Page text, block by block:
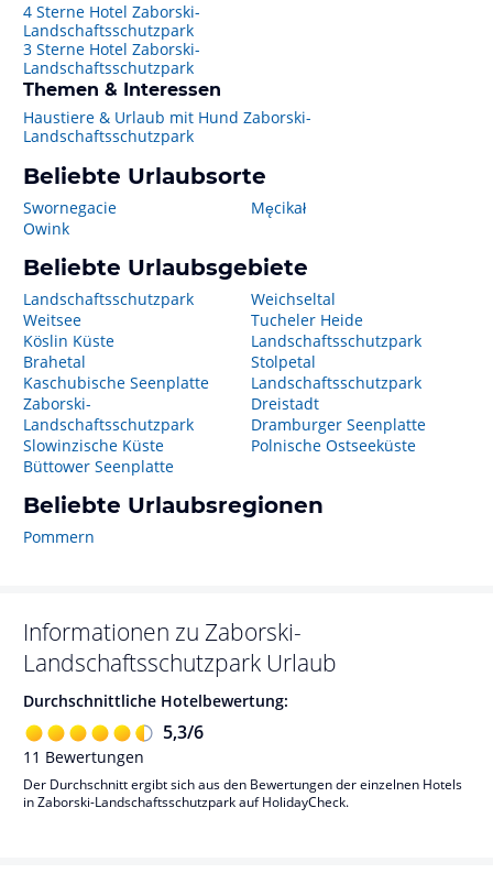
4 Sterne Hotel Zaborski-
Landschaftsschutzpark
3 Sterne Hotel Zaborski-
Landschaftsschutzpark
Themen & Interessen
Haustiere & Urlaub mit Hund Zaborski-
Landschaftsschutzpark
Beliebte Urlaubsorte
Swornegacie
Owink
Męcikał
Beliebte Urlaubsgebiete
Landschaftsschutzpark
Weitsee
Köslin Küste
Brahetal
Kaschubische Seenplatte
Zaborski-
Landschaftsschutzpark
Slowinzische Küste
Büttower Seenplatte
Weichseltal
Tucheler Heide
Landschaftsschutzpark
Stolpetal
Landschaftsschutzpark
Dreistadt
Dramburger Seenplatte
Polnische Ostseeküste
Beliebte Urlaubsregionen
Pommern
Informationen zu Zaborski-
Landschaftsschutzpark Urlaub
Durchschnittliche Hotelbewertung:
5,3/6
11 Bewertungen
Der Durchschnitt ergibt sich aus den Bewertungen der einzelnen Hotels
in Zaborski-Landschaftsschutzpark auf HolidayCheck.